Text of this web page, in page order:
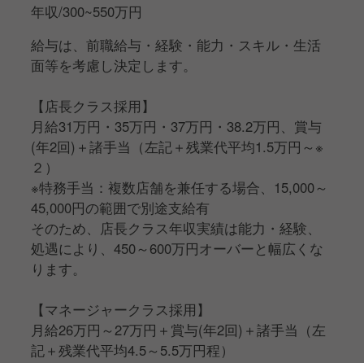
■まずはバーガーキング各店舗での販売や接客業務を
覚えるところからスタート。
主⼒商品やサイドメニューの調理など、基礎からお教
えしていきます。
オペレーションはしっかりとマニュアル化されている
ので安⼼して始められます。
しっかりと先輩がフォローしますので、不安な点やわ
からない点はなんでも聞ける環境です。
年収/300~550万円
給与は、前職給与・経験・能力・スキル・生活
面等を考慮し決定します。
【店長クラス採用】
月給31万円・35万円・37万円・38.2万円、賞与
(年2回)＋諸手当（左記＋残業代平均1.5万円～※
２）
※特務手当：複数店舗を兼任する場合、15,000～
45,000円の範囲で別途支給有
そのため、店長クラス年収実績は能力・経験、
処遇により、450～600万円オーバーと幅広くな
ります。
【マネージャークラス採用】
月給26万円～27万円＋賞与(年2回)＋諸手当（左
記＋残業代平均4.5～5.5万円程）